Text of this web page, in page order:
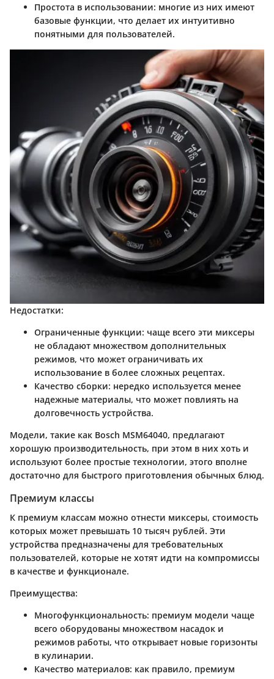
Простота в использовании: многие из них имеют
базовые функции, что делает их интуитивно
понятными для пользователей.
Недостатки:
Ограниченные функции: чаще всего эти миксеры
не обладают множеством дополнительных
режимов, что может ограничивать их
использование в более сложных рецептах.
Качество сборки: нередко используется менее
надежные материалы, что может повлиять на
долговечность устройства.
Модели, такие как Bosch MSM64040, предлагают
хорошую производительность, при этом в них хоть и
используют более простые технологии, этого вполне
достаточно для быстрого приготовления обычных блюд.
Премиум классы
К премиум классам можно отнести миксеры, стоимость
которых может превышать 10 тысяч рублей. Эти
устройства предназначены для требовательных
пользователей, которые не хотят идти на компромиссы
в качестве и функционале.
Преимущества:
Многофункциональность: премиум модели чаще
всего оборудованы множеством насадок и
режимов работы, что открывает новые горизонты
в кулинарии.
Качество материалов: как правило, премиум